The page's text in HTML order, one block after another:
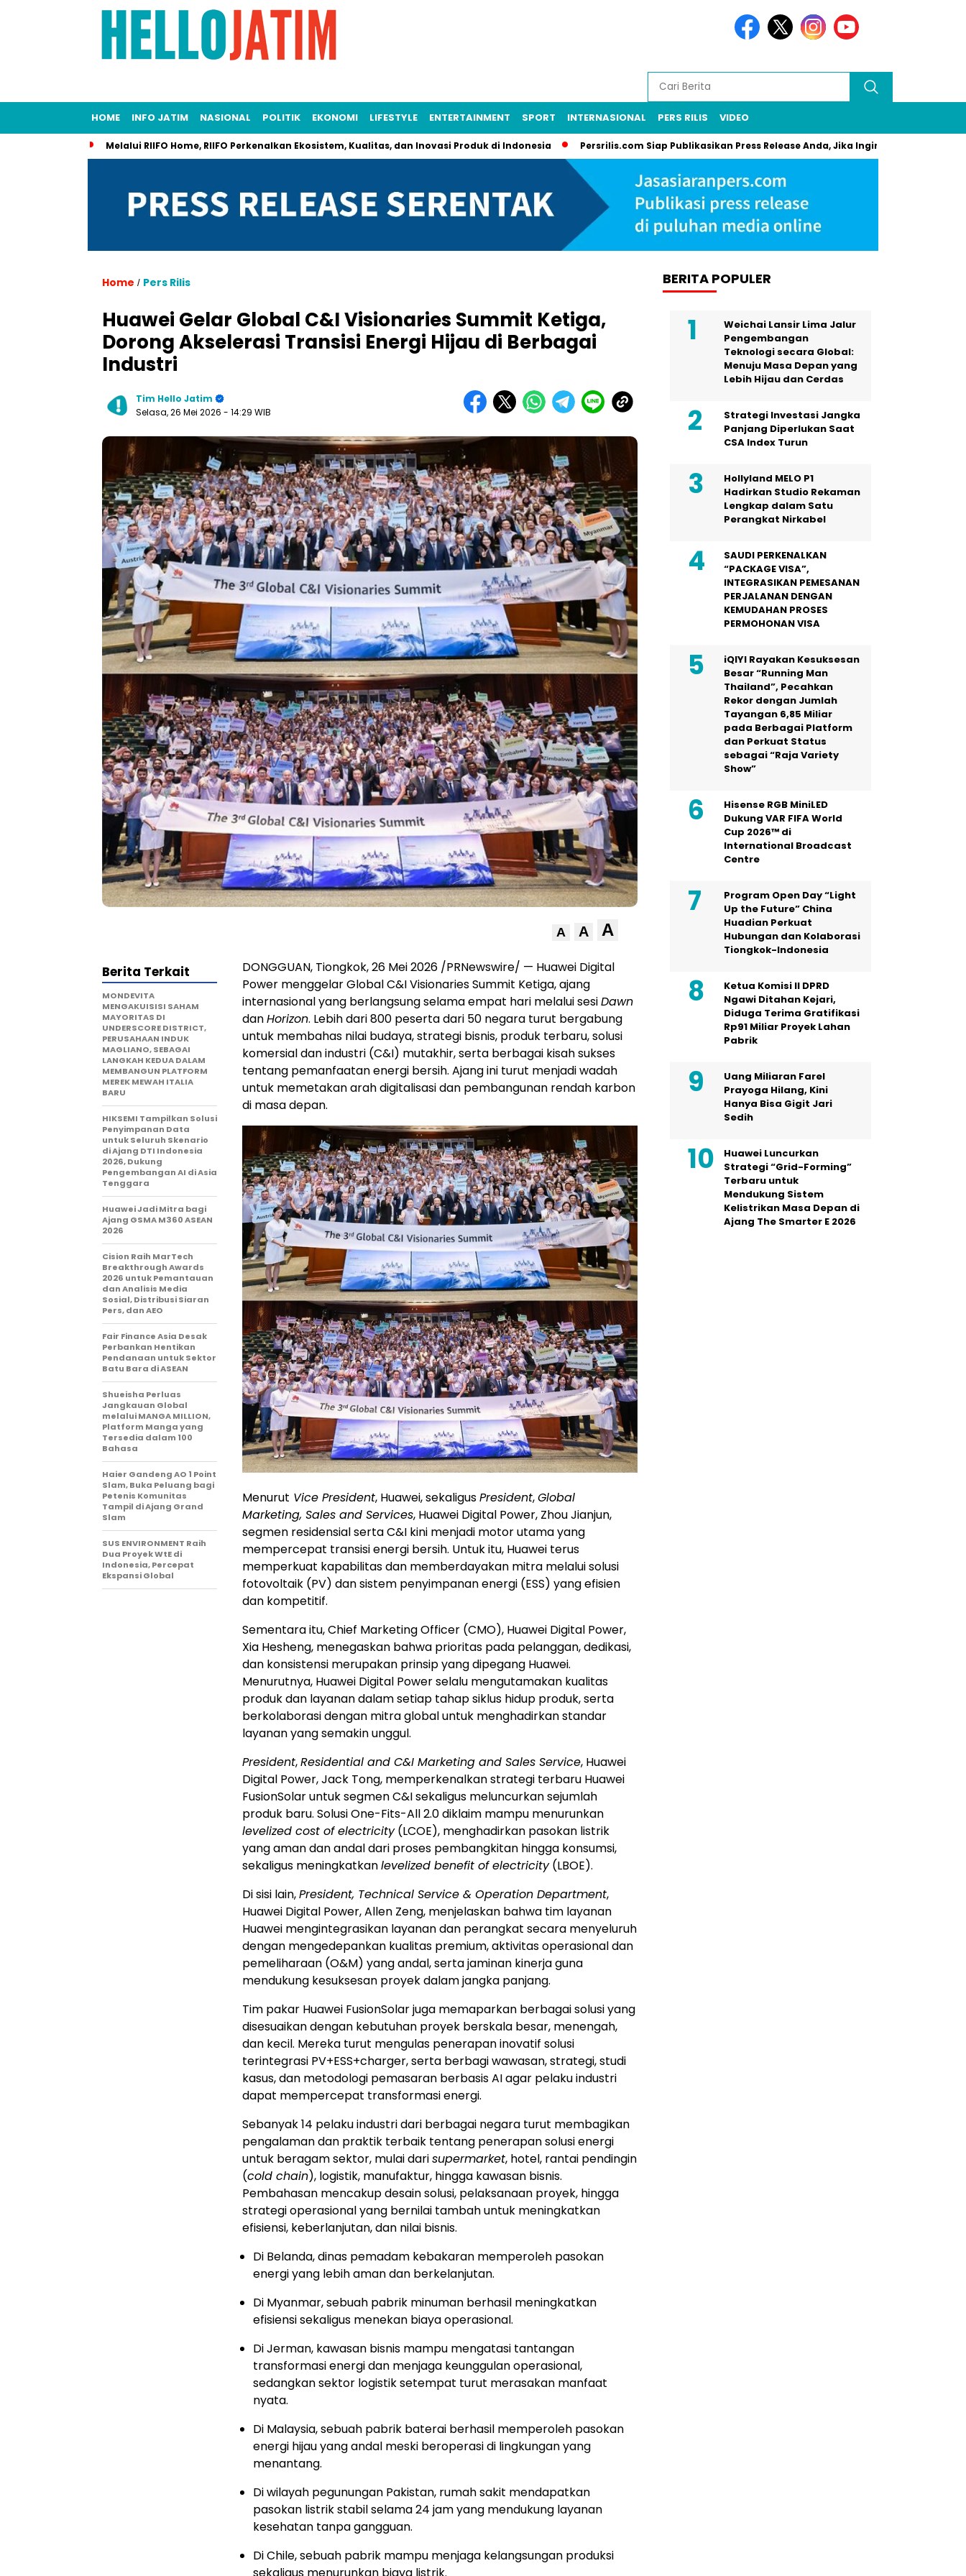
HOME INFO JATIM NASIONAL POLITIK EKONOMI LIFESTYLE ENTERTAINMENT SPORT INTERNASIONAL PERS RILIS VIDEO
Melalui RIIFO Home, RIIFO Perkenalkan Ekosistem, Kualitas, dan Inovasi Produk di Indonesia Persrilis.com Siap Publikasikan Press Release Anda, Jika Ingin Tampil di Media
Home / Pers Rilis
Huawei Gelar Global C&I Visionaries Summit Ketiga,
Dorong Akselerasi Transisi Energi Hijau di Berbagai
Industri
Tim Hello Jatim
Selasa, 26 Mei 2026 - 14:29 WIB
A A A
DONGGUAN, Tiongkok, 26 Mei 2026 /PRNewswire/ — Huawei Digital
Power menggelar Global C&I Visionaries Summit Ketiga, ajang
internasional yang berlangsung selama empat hari melalui sesiDawn
danHorizon. Lebih dari 800 peserta dari 50 negara turut bergabung
untuk membahas nilai budaya, strategi bisnis, produk terbaru, solusi
komersial dan industri (C&I) mutakhir, serta berbagai kisah sukses
tentang pemanfaatan energi bersih. Ajang ini turut menjadi wadah
untuk memetakan arah digitalisasi dan pembangunan rendah karbon
di masa depan.
Menurut Vice President, Huawei, sekaligusPresident,Global
Marketing, Sales and Services, Huawei Digital Power, Zhou Jianjun,
segmen residensial serta C&I kini menjadi motor utama yang
mempercepat transisi energi bersih. Untuk itu, Huawei terus
memperkuat kapabilitas dan memberdayakan mitra melalui solusi
fotovoltaik (PV) dan sistem penyimpanan energi (ESS) yang efisien
dan kompetitif.
Sementara itu, Chief Marketing Officer (CMO), Huawei Digital Power,
Xia Hesheng, menegaskan bahwa prioritas pada pelanggan, dedikasi,
dan konsistensi merupakan prinsip yang dipegang Huawei.
Menurutnya, Huawei Digital Power selalu mengutamakan kualitas
produk dan layanan dalam setiap tahap siklus hidup produk, serta
berkolaborasi dengan mitra global untuk menghadirkan standar
layanan yang semakin unggul.
President,Residential and C&I Marketing and Sales Service, Huawei
Digital Power, Jack Tong, memperkenalkan strategi terbaru Huawei
FusionSolar untuk segmen C&I sekaligus meluncurkan sejumlah
produk baru. Solusi One-Fits-All 2.0 diklaim mampu menurunkan
levelized cost of electricity(LCOE), menghadirkan pasokan listrik
yang aman dan andal dari proses pembangkitan hingga konsumsi,
sekaligus meningkatkanlevelized benefit of electricity(LBOE).
Di sisi lain,President, Technical Service & Operation Department,
Huawei Digital Power, Allen Zeng, menjelaskan bahwa tim layanan
Huawei mengintegrasikan layanan dan perangkat secara menyeluruh
dengan mengedepankan kualitas premium, aktivitas operasional dan
pemeliharaan (O&M) yang andal, serta jaminan kinerja guna
mendukung kesuksesan proyek dalam jangka panjang.
Tim pakar Huawei FusionSolar juga memaparkan berbagai solusi yang
disesuaikan dengan kebutuhan proyek berskala besar, menengah,
dan kecil. Mereka turut mengulas penerapan inovatif solusi
terintegrasi PV+ESS+charger, serta berbagi wawasan, strategi, studi
kasus, dan metodologi pemasaran berbasis AI agar pelaku industri
dapat mempercepat transformasi energi.
Sebanyak 14 pelaku industri dari berbagai negara turut membagikan
pengalaman dan praktik terbaik tentang penerapan solusi energi
untuk beragam sektor, mulai darisupermarket, hotel, rantai pendingin
(cold chain), logistik, manufaktur, hingga kawasan bisnis.
Pembahasan mencakup desain solusi, pelaksanaan proyek, hingga
strategi operasional yang bernilai tambah untuk meningkatkan
efisiensi, keberlanjutan, dan nilai bisnis.
Di Belanda, dinas pemadam kebakaran memperoleh pasokan
energi yang lebih aman dan berkelanjutan.
Di Myanmar, sebuah pabrik minuman berhasil meningkatkan
efisiensi sekaligus menekan biaya operasional.
Di Jerman, kawasan bisnis mampu mengatasi tantangan
transformasi energi dan menjaga keunggulan operasional,
sedangkan sektor logistik setempat turut merasakan manfaat
nyata.
Di Malaysia, sebuah pabrik baterai berhasil memperoleh pasokan
energi hijau yang andal meski beroperasi di lingkungan yang
menantang.
Di wilayah pegunungan Pakistan, rumah sakit mendapatkan
pasokan listrik stabil selama 24 jam yang mendukung layanan
kesehatan tanpa gangguan.
Di Chile, sebuah pabrik mampu menjaga kelangsungan produksi
sekaligus menurunkan biaya listrik.
Berita Terkait
MONDEVITA
MENGAKUISISI SAHAM
MAYORITAS DI
UNDERSCORE DISTRICT,
PERUSAHAAN INDUK
MAGLIANO, SEBAGAI
LANGKAH KEDUA DALAM
MEMBANGUN PLATFORM
MEREK MEWAH ITALIA
BARU
HIKSEMI Tampilkan Solusi
Penyimpanan Data
untuk Seluruh Skenario
di Ajang DTI Indonesia
2026, Dukung
Pengembangan AI di Asia
Tenggara
Huawei Jadi Mitra bagi
Ajang GSMA M360 ASEAN
2026
Cision Raih MarTech
Breakthrough Awards
2026 untuk Pemantauan
dan Analisis Media
Sosial, Distribusi Siaran
Pers, dan AEO
Fair Finance Asia Desak
Perbankan Hentikan
Pendanaan untuk Sektor
Batu Bara di ASEAN
Shueisha Perluas
Jangkauan Global
melalui MANGA MILLION,
Platform Manga yang
Tersedia dalam 100
Bahasa
Haier Gandeng AO 1 Point
Slam, Buka Peluang bagi
Petenis Komunitas
Tampil di Ajang Grand
Slam
SUS ENVIRONMENT Raih
Dua Proyek WtE di
Indonesia, Percepat
Ekspansi Global
BERITA POPULER
Weichai Lansir Lima Jalur
Pengembangan
Teknologi secara Global:
Menuju Masa Depan yang
Lebih Hijau dan Cerdas
Strategi Investasi Jangka
Panjang Diperlukan Saat
CSA Index Turun
Hollyland MELO P1
Hadirkan Studio Rekaman
Lengkap dalam Satu
Perangkat Nirkabel
SAUDI PERKENALKAN
“PACKAGE VISA”,
INTEGRASIKAN PEMESANAN
PERJALANAN DENGAN
KEMUDAHAN PROSES
PERMOHONAN VISA
iQIYI Rayakan Kesuksesan
Besar “Running Man
Thailand”, Pecahkan
Rekor dengan Jumlah
Tayangan 6,85 Miliar
pada Berbagai Platform
dan Perkuat Status
sebagai “Raja Variety
Show”
Hisense RGB MiniLED
Dukung VAR FIFA World
Cup 2026™ di
International Broadcast
Centre
Program Open Day “Light
Up the Future” China
Huadian Perkuat
Hubungan dan Kolaborasi
Tiongkok-Indonesia
Ketua Komisi II DPRD
Ngawi Ditahan Kejari,
Diduga Terima Gratifikasi
Rp91 Miliar Proyek Lahan
Pabrik
Uang Miliaran Farel
Prayoga Hilang, Kini
Hanya Bisa Gigit Jari
Sedih
Huawei Luncurkan
Strategi “Grid-Forming”
Terbaru untuk
Mendukung Sistem
Kelistrikan Masa Depan di
Ajang The Smarter E 2026